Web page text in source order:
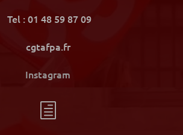
Tel : 01 48 59 87 09
cgtafpa.fr
Instagram
h